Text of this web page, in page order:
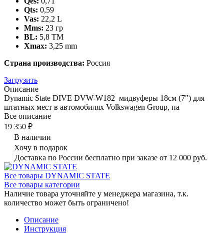
Qts: 0,59
Vas: 22,2 L
Mms: 23 гр
BL: 5,8 TM
Xmax: 3,25 mm
Страна производства: Россия
Загрузить
Описание
Dynamic State DIVE DVW-W182 мидвуферы 18см (7") для
штатных мест в автомобилях Volkswagen Group, па
Все описание
19 350 ₽
В наличии
Хочу в подарок
Доставка по России бесплатно при заказе от 12 000 руб.
Все товары DYNAMIC STATE
Все товары категории
Наличие товара уточняйте у менеджера магазина, т.к.
количество может быть ограничено!
Описание
Инструкция